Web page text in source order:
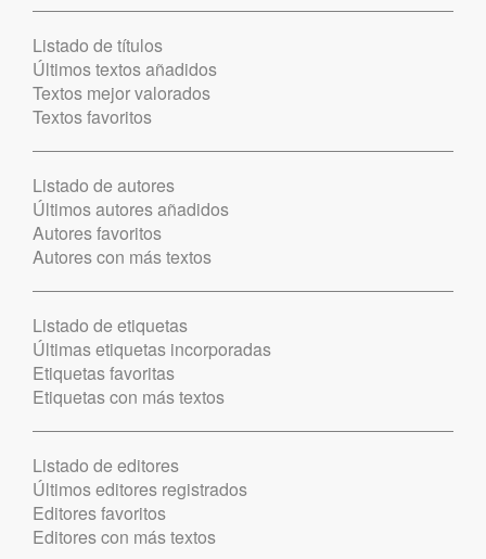
Listado de títulos
Últimos textos añadidos
Textos mejor valorados
Textos favoritos
Listado de autores
Últimos autores añadidos
Autores favoritos
Autores con más textos
Listado de etiquetas
Últimas etiquetas incorporadas
Etiquetas favoritas
Etiquetas con más textos
Listado de editores
Últimos editores registrados
Editores favoritos
Editores con más textos